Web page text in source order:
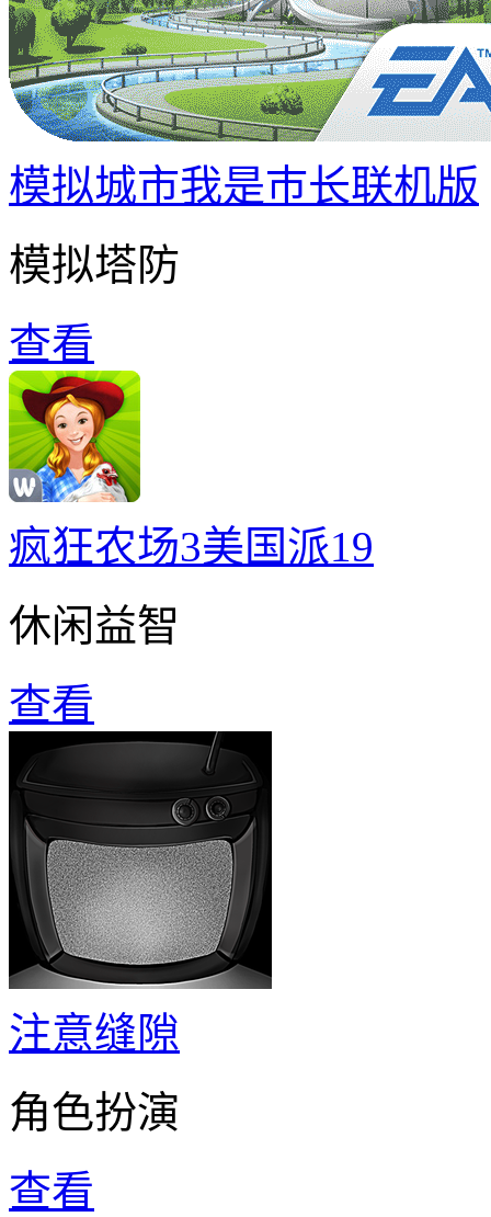
模拟城市我是巿长联机版
模拟塔防
查看
疯狂农场3美国派19
休闲益智
查看
注意缝隙
角色扮演
查看